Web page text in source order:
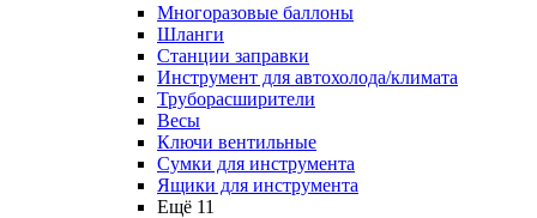
Многоразовые баллоны
Шланги
Станции заправки
Инструмент для автохолода/климата
Труборасширители
Весы
Ключи вентильные
Сумки для инструмента
Ящики для инструмента
Ещё 11